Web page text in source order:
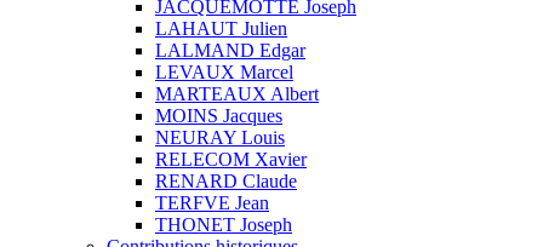
JACQUEMOTTE Joseph
LAHAUT Julien
LALMAND Edgar
LEVAUX Marcel
MARTEAUX Albert
MOINS Jacques
NEURAY Louis
RELECOM Xavier
RENARD Claude
TERFVE Jean
THONET Joseph